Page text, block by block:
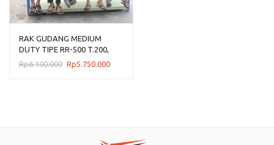
RAK GUDANG MEDIUM
DUTY TIPE RR-500 T.200,
KAPASITAS 500 KG
Rp6.100.000 Harga
Rp5.750.000Harga